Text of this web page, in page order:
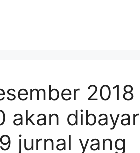
2018
akan dibayar
jurnal yang